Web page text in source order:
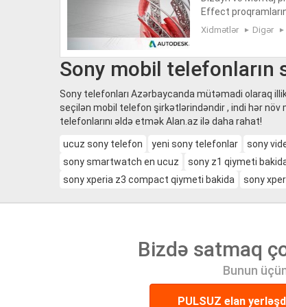
Effect
aid proqramlar
Xidmətlər Digər
Sony mobil telefonların
Sony telefonları Azərbaycanda mütəmadi olaraq
seçilən mobil telefon şirkətlərindəndir , indi hər növ
telefonlarını əldə etmək Alan.az ilə daha rahat!
ucuz sony telefon yeni sony telefonlar sony
sony smartwatch en ucuz
sony z1 qiymeti
sony xperia z3 compact qiymeti bakida
sony
Bizdə satmaq
Bunun
PULSUZ elan